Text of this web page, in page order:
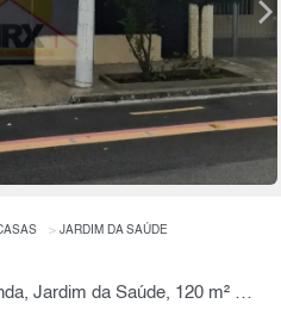
JARDIM DA SAÚDE
Casa Térrea, 4 Quartos à Venda, Jardim da Saúde, 120 m² por R$ 990.000,00